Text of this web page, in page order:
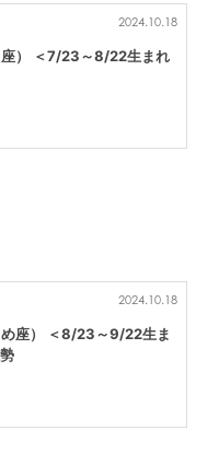
2024.10.18
） ＜7/23～8/22生まれ
2024.10.18
座） ＜8/23～9/22生ま